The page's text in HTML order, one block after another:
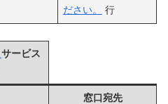
ださい。
行
サービス
窓口宛先